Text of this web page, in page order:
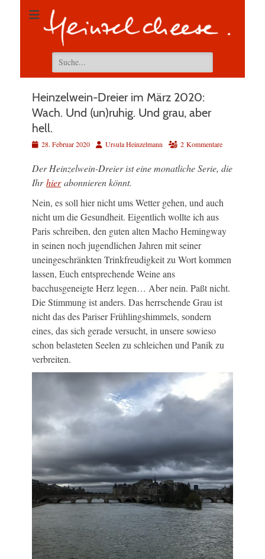
Suchen
nach:
Heinzelwein-Dreier im März 2020:
Wach. Und (un)ruhig. Und grau, aber
hell.
Veröffentlicht
28. Februar 2020 AutorUrsula Heinzelmann 2 Kommentare
Der Heinzelwein-Dreier ist eine monatliche Serie, die
Ihrhierabonnieren könnt.
Nein, es soll hier nicht ums Wetter gehen, und auch
nicht um die Gesundheit. Eigentlich wollte ich aus
Paris schreiben, den guten alten Macho Hemingway
in seinen noch jugendlichen Jahren mit seiner
uneingeschränkten Trinkfreudigkeit zu Wort kommen
lassen, Euch entsprechende Weine ans
bacchusgeneigte Herz legen… Aber nein. Paßt nicht.
Die Stimmung ist anders. Das herrschende Grau ist
nicht das des Pariser Frühlingshimmels, sondern
eines, das sich gerade versucht, in unsere sowieso
schon belasteten Seelen zu schleichen und Panik zu
verbreiten.